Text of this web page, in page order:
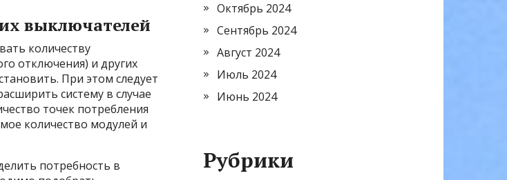
выключателей
количеству
отключения) и других
При этом следует
систему в случае
точек потребления
количество модулей и
потребность в
Октябрь 2024
Сентябрь 2024
Август 2024
Июль 2024
Июнь 2024
Рубрики